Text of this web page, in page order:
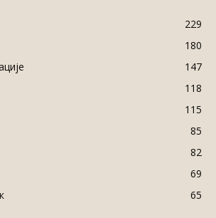
229
180
147
118
115
85
82
69
65